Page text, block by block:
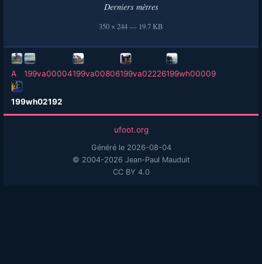
Derniers mètres
350 × 244 — 19.7 KB
A 199va00004199va00806199va02226199wh00009
199wh02192
ufoot.org
Généré le 2026-08-04
© 2004-2026 Jean-Paul Mauduit
CC BY 4.0